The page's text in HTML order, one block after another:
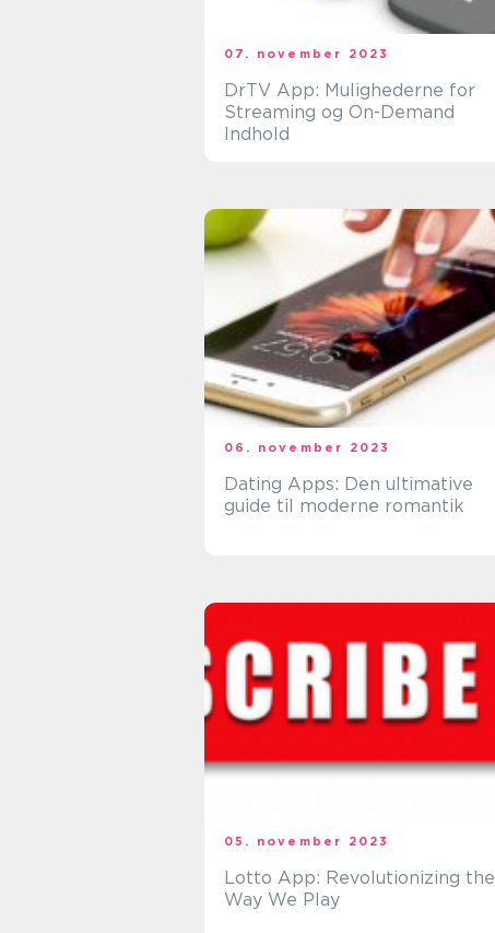
07. november 2023
DrTV App: Mulighederne for
Streaming og On-Demand
Indhold
06. november 2023
Dating Apps: Den ultimative
guide til moderne romantik
05. november 2023
Lotto App: Revolutionizing the
Way We Play